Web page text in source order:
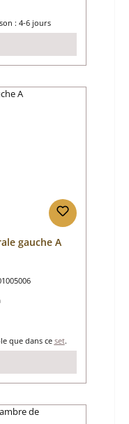
:
: 4-6 jours
gauche A
:
que dans ceset.